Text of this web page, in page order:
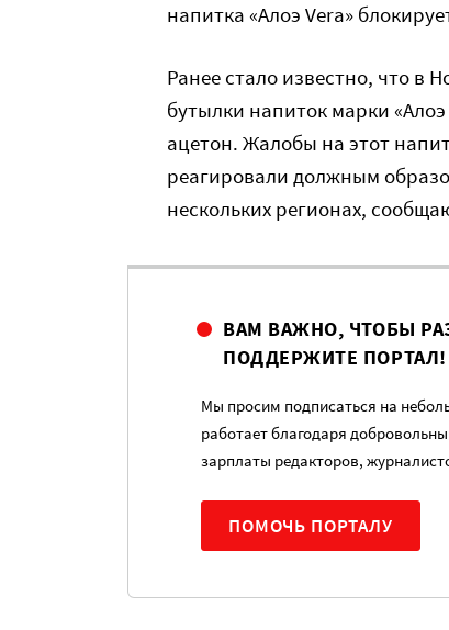
напитка «Алоэ Vera»
Ранее стало известно, что в
бутылки напиток марки
ацетон. Жалобы на этот
реагировали должным
нескольких регионах,
ВАМ ВАЖНО, ЧТОБЫ
ПОДДЕРЖИТЕ ПОРТАЛ!
Мы просим подписаться на
работает благодаря
зарплаты редакторов,
ПОМОЧЬ ПОРТАЛУ